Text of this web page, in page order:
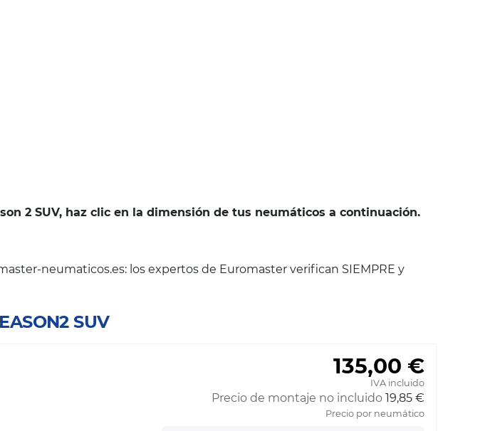
2 SUV, haz clic en la dimensión de tus neumáticos a continuación.
neumaticos.es: los expertos de Euromaster verifican SIEMPRE y
SUV
135,00 €
IVA incluido
Precio de montaje no incluido 19,85 €
Precio por neumático